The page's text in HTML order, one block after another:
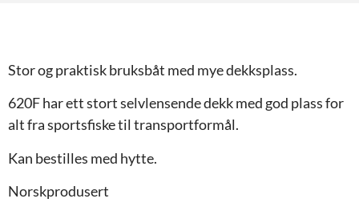
Stor og praktisk bruksbåt med mye dekksplass.
620F har ett stort selvlensende dekk med god plass for
alt fra sportsfiske til transportformål.
Kan bestilles med hytte.
Norskprodusert